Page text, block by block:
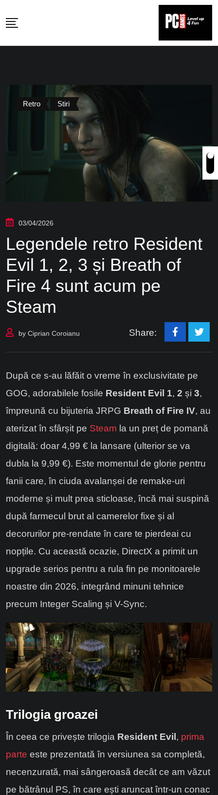
to
Retro Stiri
03/04/2026
Legendele retro Resident
Evil 1, 2, 3 și Breath of
Fire 4 sunt acum pe
Steam
by Ciprian Coroianu Share:
După ce s-au lăfăit o vreme în exclusivitate pe
GOG, adorabilele fosile Resident Evil 1, 2 și 3,
împreună cu bijuteria JRPG Breath of Fire IV, au
aterizat în sfârșit pe Steam la un preț de pomană
digitală: doar 4,99 € la lansare (ulterior se va
dubla la 9,99 €). Este momentul de glorie pentru
fanii care, în ciuda avalanșei de remake-uri
moderne și mult prea sticloase, încă mai suspină
după farmecul brut al camerelor fixe și al
decorurilor pre-rendate în care te pierdeai cu
nopțile. Cu această ocazie, DirectX a primit un
upgrade serios pentru a rula fin pe monitoarele
noastre din 2026, integrând minuni tehnice
precum Integer Scaling și V-Sync.
Trilogia groazei
În ceea ce privește trilogia Resident Evil, prima
parte este prezentată în versiunea sa completă,
necenzurată, mai sângeroasă decât ce am văzut
pe bătrânul PS, în care ești aruncat într-un conac